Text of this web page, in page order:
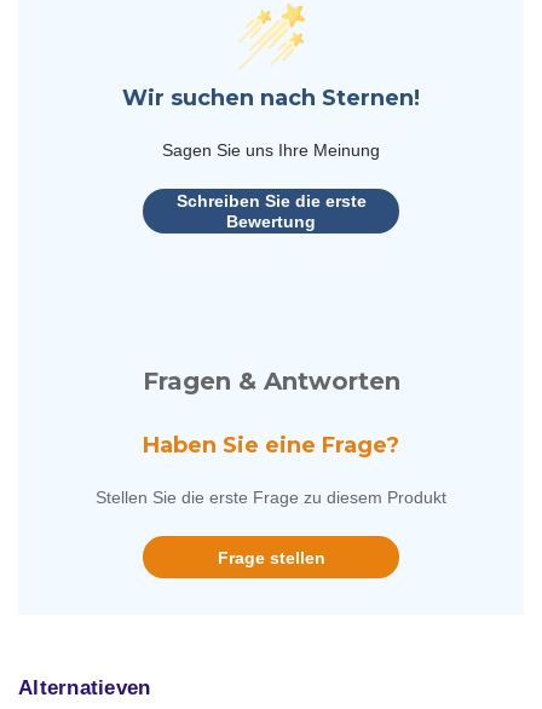
Wir suchen nach Sternen!
Sagen Sie uns Ihre Meinung
Schreiben Sie die erste
Bewertung
Fragen & Antworten
Haben Sie eine Frage?
Stellen Sie die erste Frage zu diesem Produkt
Frage stellen
Alternatieven